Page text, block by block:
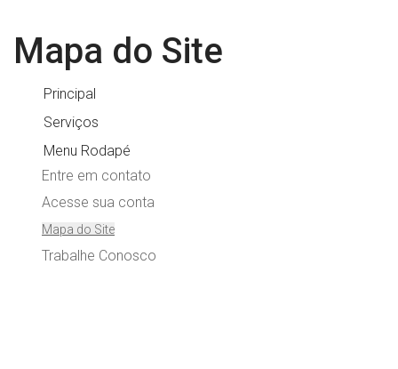
Mapa do Site
Principal
Serviços
Menu Rodapé
Entre em contato
Acesse sua conta
Mapa do Site
Trabalhe Conosco